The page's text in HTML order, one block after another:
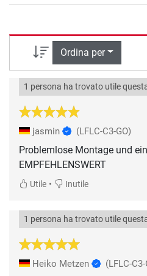
Ordina per
1 persona ha trovato utile
jasmin (LFLC-C3-GO)
Problemlose Montage und
EMPFEHLENSWERT
Utile • Inutile
1 persona ha trovato utile
Heiko Metzen (LFLC-C3-